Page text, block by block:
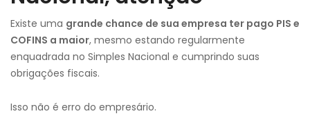
Existe uma grande chance de sua empresa ter pago PIS e
COFINS a maior, mesmo estando regularmente
enquadrada no Simples Nacional e cumprindo suas
obrigações fiscais.
Isso não é erro do empresário.